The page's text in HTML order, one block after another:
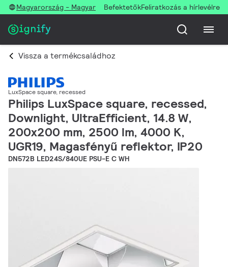
Magyarország - Magyar BefektetőkFeliratkozás a hírlevélre
Vissza a termékcsaládhoz
LuxSpace square, recessed
Philips LuxSpace square, recessed,
Downlight, UltraEfficient, 14.8 W,
200x200 mm, 2500 lm, 4000 K,
UGR19, Magasfényű reflektor, IP20
DN572B LED24S/840UE PSU-E C WH